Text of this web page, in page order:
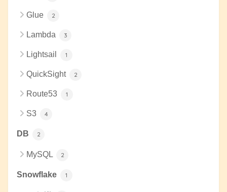
Glue 2
Lambda 3
Lightsail 1
QuickSight 2
Route53 1
S3 4
DB 2
MySQL 2
Snowflake 1